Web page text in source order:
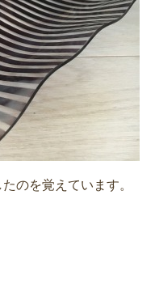
のを覚えています。